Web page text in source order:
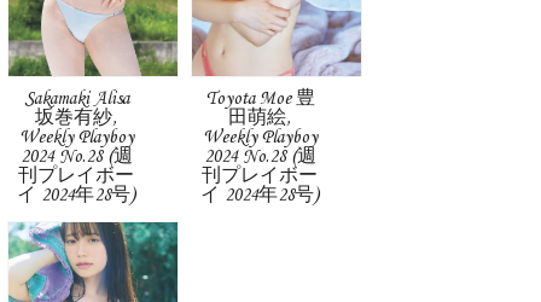
Sakamaki Alisa
坂巻有紗,
Weekly Playboy
2024 No.28 (週
刊プレイボー
イ 2024年28号)
Toyota Moe 豊
田萌絵,
Weekly Playboy
2024 No.28 (週
刊プレイボー
イ 2024年28号)